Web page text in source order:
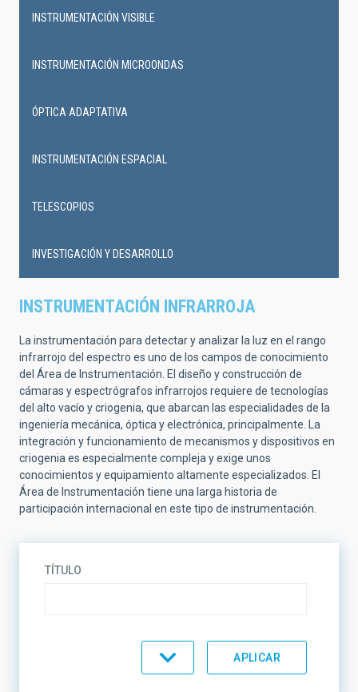
INSTRUMENTACIÓN INFRARROJA
La instrumentación para detectar y analizar la luz en el rango
infrarrojo del espectro es uno de los campos de conocimiento
del Área de Instrumentación. El diseño y construcción de
cámaras y espectrógrafos infrarrojos requiere de tecnologías
del alto vacío y criogenia, que abarcan las especialidades de la
ingeniería mecánica, óptica y electrónica, principalmente. La
integración y funcionamiento de mecanismos y dispositivos en
criogenia es especialmente compleja y exige unos
conocimientos y equipamiento altamente especializados. El
Área de Instrumentación tiene una larga historia de
participación internacional en este tipo de instrumentación.
TÍTULO
INSTRUMENTACIÓN VISIBLE
INSTRUMENTACIÓN MICROONDAS
ÓPTICA ADAPTATIVA
INSTRUMENTACIÓN ESPACIAL
TELESCOPIOS
INVESTIGACIÓN Y DESARROLLO